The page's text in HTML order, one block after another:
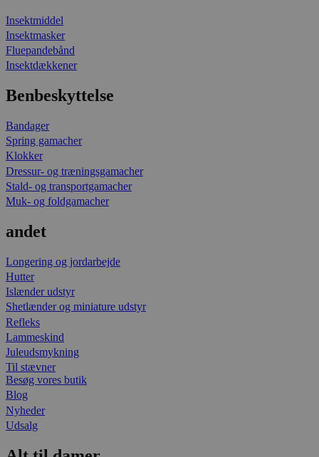
Insektmiddel
Insektmasker
Fluepandebånd
Insektdækkener
Benbeskyttelse
Bandager
Spring gamacher
Klokker
Dressur- og træningsgamacher
Stald- og transportgamacher
Muk- og foldgamacher
andet
Longering og jordarbejde
Hutter
Islænder udstyr
Shetlænder og miniature udstyr
Refleks
Lammeskind
Juleudsmykning
Til stævner
Besøg vores butik
Blog
Nyheder
Udsalg